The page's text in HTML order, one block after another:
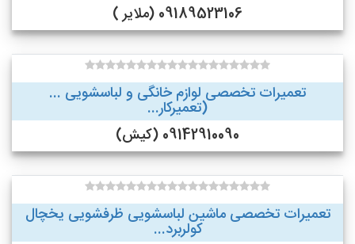
09189523106 (ملایر )
تعمیرات تخصصی لوازم خانگی و لباسشویی ...
(تعمیرکار...
09142910090 (کیش)
تعمیرات تخصصی ماشین لباسشویی ظرفشویی یخچال
کولربرد...